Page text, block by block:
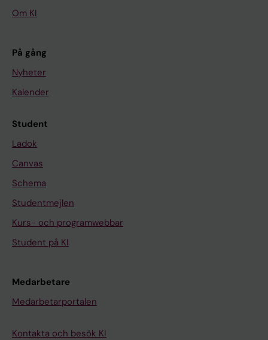
Om KI
På gång
Nyheter
Kalender
Student
Ladok
Canvas
Schema
Studentmejlen
Kurs- och programwebbar
Student på KI
Medarbetare
Medarbetarportalen
Kontakta och besök KI